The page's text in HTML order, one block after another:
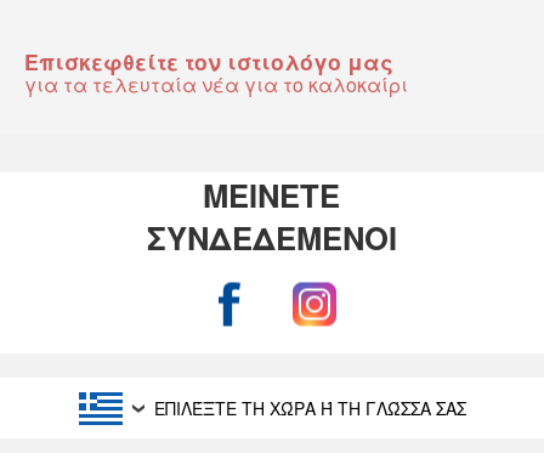
Επισκεφθείτε τον ιστιολόγο μας
για τα τελευταία νέα για το καλοκαίρι
ΜΕΙΝΕΤΕ
ΣΥΝΔΕΔΕΜΕΝΟΙ
ΕΠΙΛΈΞΤΕ ΤΗ ΧΏΡΑ Ή ΤΗ ΓΛΏΣΣΑ ΣΑΣ